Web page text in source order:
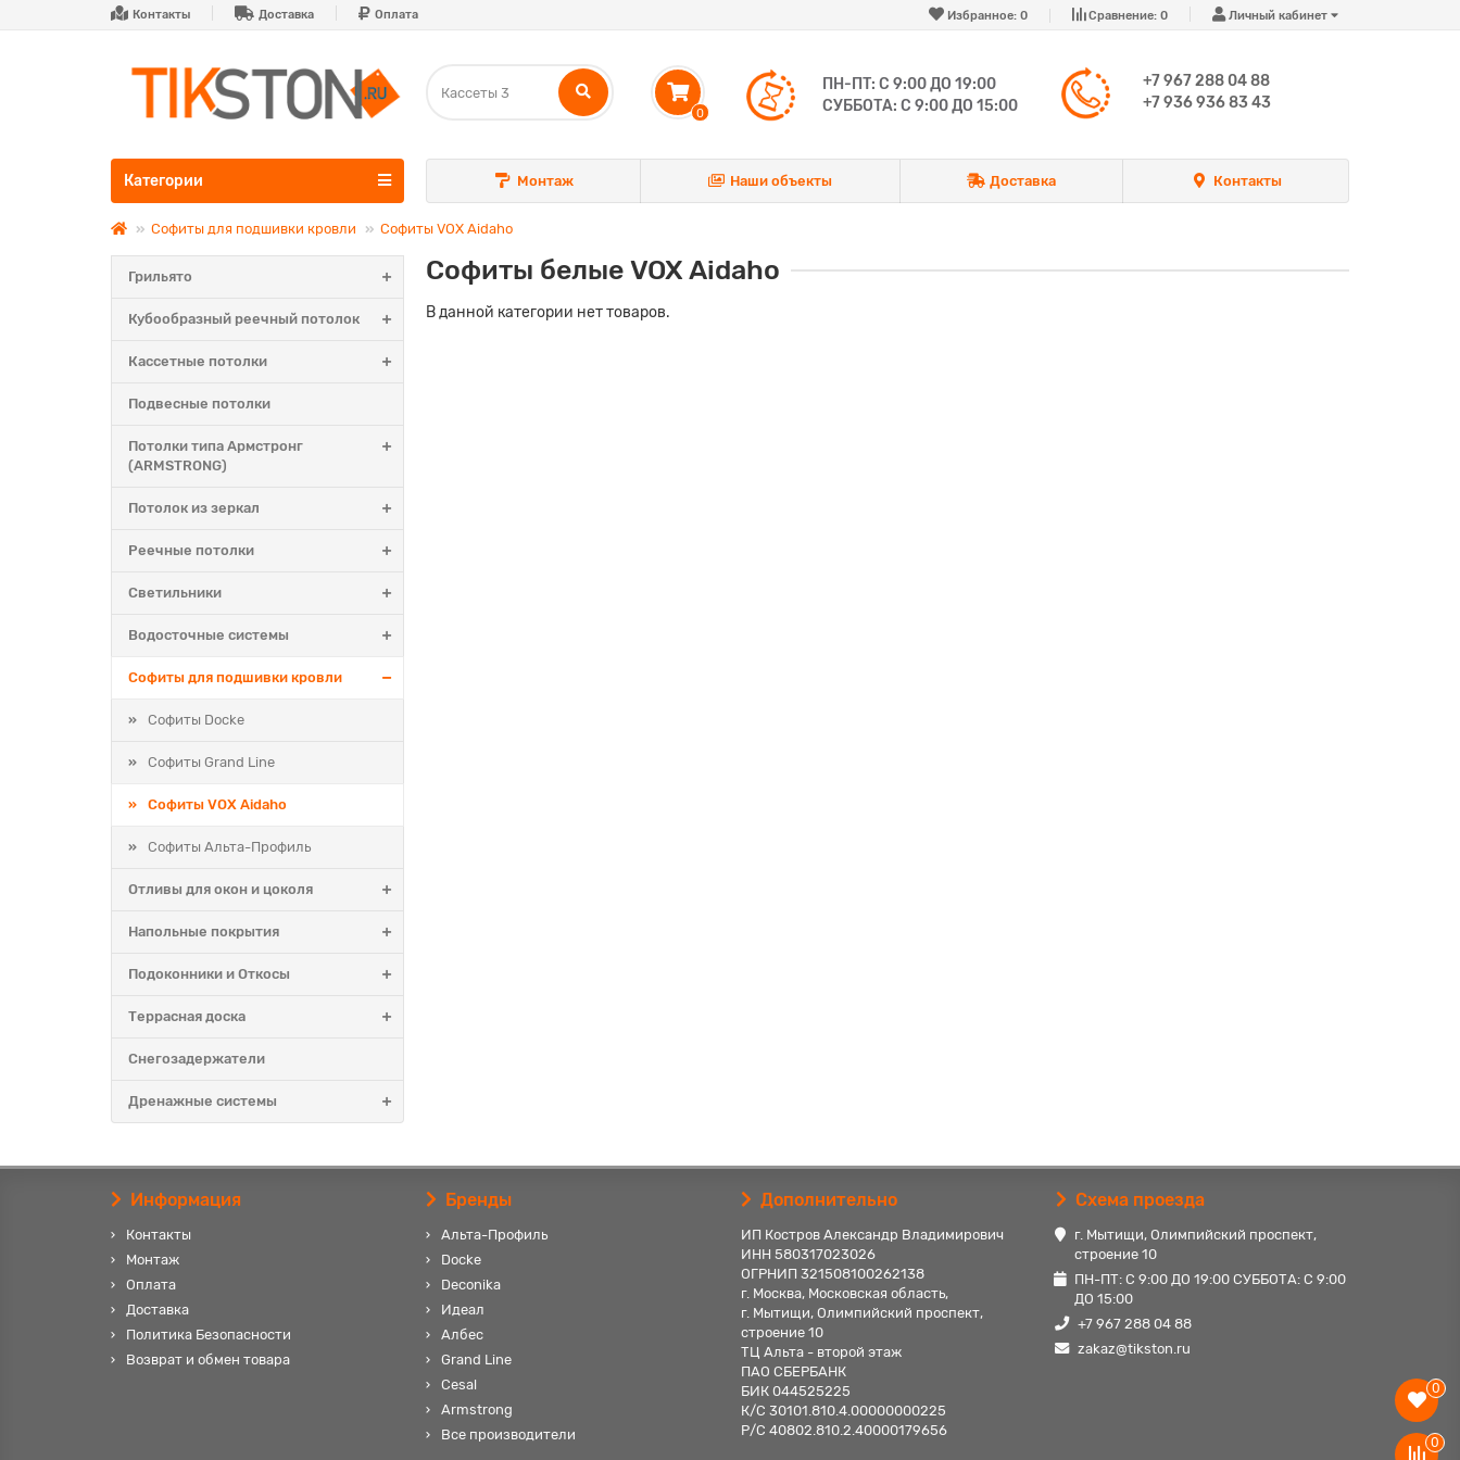
Личный кабинет
Сравнение: 0
Избранное: 0
Контакты Доставка Оплата
0
ПН-ПТ: С 9:00 ДО 19:00
СУББОТА: С 9:00 ДО 15:00
+7 967 288 04 88
+7 936 936 83 43
Категории Монтаж Наши объекты Доставка Контакты
Софиты для подшивки кровли Софиты VOX Aidaho
Грильято
Кубообразный реечный потолок
Кассетные потолки
Подвесные потолки
Потолки типа Армстронг
(ARMSTRONG)
Потолок из зеркал
Реечные потолки
Светильники
Водосточные системы
Софиты для подшивки кровли
Софиты Docke
Софиты Grand Line
Софиты VOX Aidaho
Софиты Альта-Профиль
Отливы для окон и цоколя
Напольные покрытия
Подоконники и Откосы
Террасная доска
Снегозадержатели
Дренажные системы
Софиты белые VOX Aidaho
В данной категории нет товаров.
Информация
Контакты
Монтаж
Оплата
Доставка
Политика Безопасности
Возврат и обмен товара
Бренды
Альта-Профиль
Docke
Deconika
Идеал
Албес
Grand Line
Cesal
Armstrong
Все производители
Дополнительно
ИП Костров Александр Владимирович
ИНН 580317023026
ОГРНИП 321508100262138
г. Москва, Московская область,
г. Мытищи, Олимпийский проспект,
строение 10
ТЦ Альта - второй этаж
ПАО СБЕРБАНК
БИК 044525225
К/С 30101.810.4.00000000225
Р/С 40802.810.2.40000179656
Схема проезда
г. Мытищи, Олимпийский проспект,
строение 10
ПН-ПТ: С 9:00 ДО 19:00 СУББОТА: С 9:00
ДО 15:00
+7 967 288 04 88
zakaz@tikston.ru
0
0